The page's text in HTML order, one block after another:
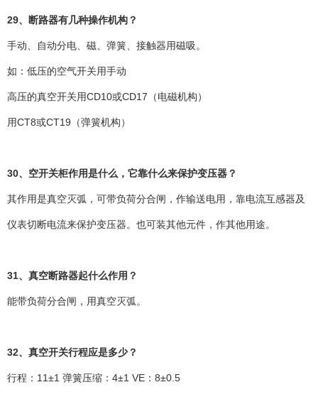
29、断路器有几种操作机构？
手动、自动分电、磁、弹簧、接触器用磁吸。
如：低压的空气开关用手动
高压的真空开关用CD10或CD17（电磁机构）
用CT8或CT19（弹簧机构）
30、空开关柜作用是什么，它靠什么来保护变压器？
其作用是真空灭弧，可带负荷分合闸，作输送电用，靠电流互感器及
仪表切断电流来保护变压器。也可装其他元件，作其他用途。
31、真空断路器起什么作用？
能带负荷分合闸，用真空灭弧。
32、真空开关行程应是多少？
行程：11±1 弹簧压缩：4±1 VE：8±0.5